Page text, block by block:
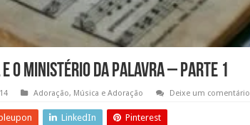
o Ministério da Palavra – Parte 1
Adoração, Música e Adoração Deixe um comentário
LinkedIn Pinterest